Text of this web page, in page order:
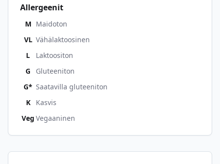
Allergeenit
M Maidoton
VL Vähälaktoosinen
L
Laktoositon
G
Gluteeniton
G* Saatavilla gluteeniton
K
Kasvis
Veg Vegaaninen